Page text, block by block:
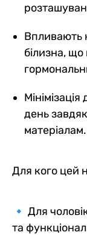
Впливають
білизна,
день
матеріалам.
Для кого цей
🔹 Для
та